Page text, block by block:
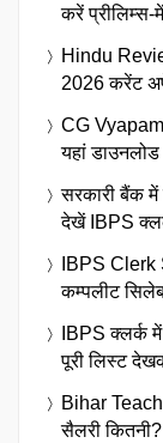
करें
Hindu
2026 करेंट
CG
यहां
सरकारी बैंक में
देखें IBPS
IBPS Clerk
कम्पलीट
IBPS क्लर्क
पूरी लिस्ट
Bihar
सैलरी